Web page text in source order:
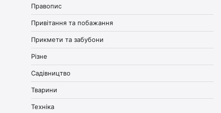
Правопис
Привітання та побажання
Прикмети та забубони
Різне
Садівництво
Тварини
Техніка